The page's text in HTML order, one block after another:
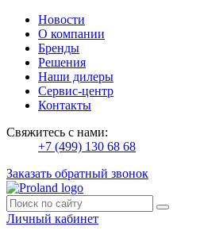
Новости
О компании
Бренды
Решения
Наши дилеры
Сервис-центр
Контакты
Свяжитесь с нами:
+7 (499) 130 68 68
Заказать обратный звонок
Личный кабинет